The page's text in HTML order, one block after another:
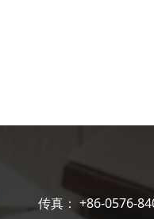
传真： +86-0576-